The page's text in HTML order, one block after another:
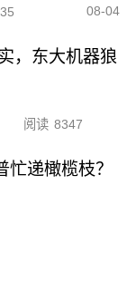
08-04
，东大机器狼
阅读 8347
递橄榄枝？